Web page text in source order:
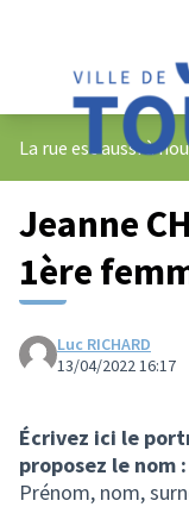
La rue est aussi à
Jeanne
1ère
Luc RICHARD
13/04/2022 16:17
Écrivez ici le
proposez le nom :
Prénom, nom,